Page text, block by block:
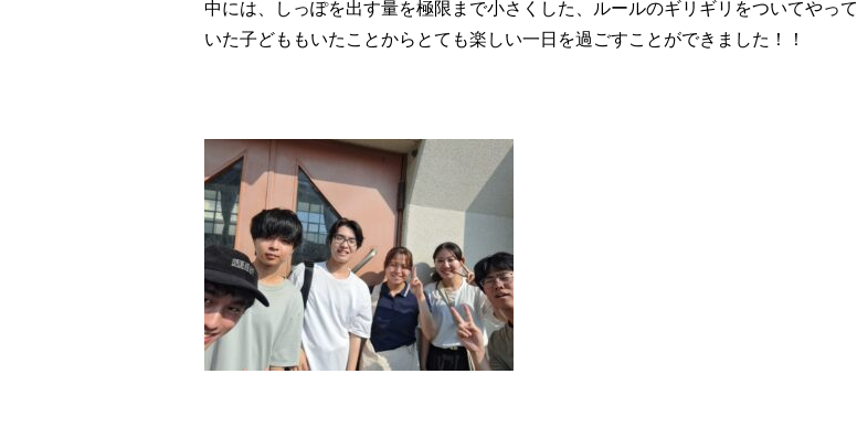
中には、しっぽを出す量を極限まで小さくした、ルールのギリギリをついてやって
いた子どももいたことからとても楽しい一日を過ごすことができました！！